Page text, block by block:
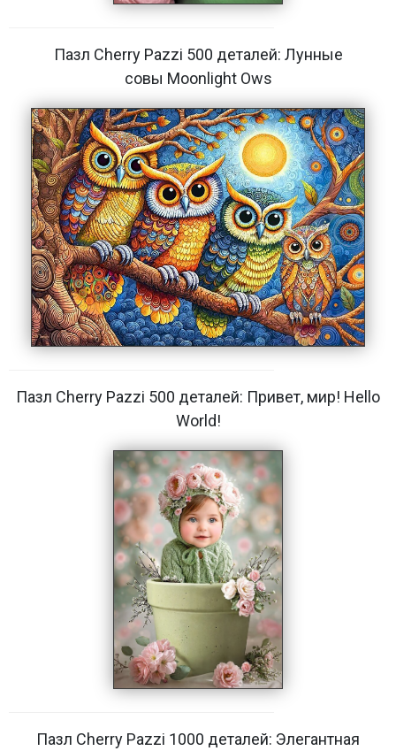
Пазл Cherry Pazzi 500 деталей: Лунные
совы Moonlight Ows
Пазл Cherry Pazzi 500 деталей: Привет, мир! Hello
World!
Пазл Cherry Pazzi 1000 деталей: Элегантная